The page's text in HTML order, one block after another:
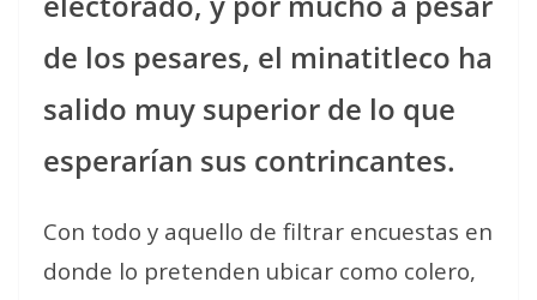
de los pesares, el minatitleco ha
salido muy superior de lo que
esperarían sus contrincantes.
Con todo y aquello de filtrar encuestas en
donde lo pretenden ubicar como colero,